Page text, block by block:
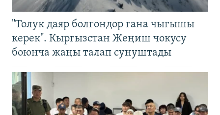
"Толук даяр болгондор гана чыгышы
керек". Кыргызстан Жеңиш чокусу
боюнча жаңы талап сунуштады